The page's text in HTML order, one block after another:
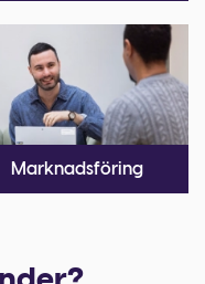
Marknadsföring